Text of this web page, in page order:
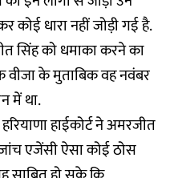
धारा नहीं जोड़ी गई है.
सिंह को धमाका करने का
वीजा के मुताबिक वह नवंबर
में था.
हाईकोर्ट ने अमरजीत
एजेंसी ऐसा कोई ठोस